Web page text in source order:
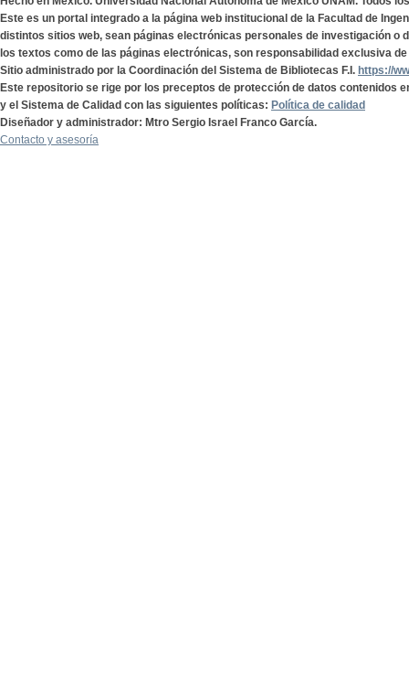
Este es un portal integrado a la página web institucional de la Facultad de
distintos sitios web, sean páginas electrónicas personales de investigación o
los textos como de las páginas electrónicas, son responsabilidad exclusiva
Sitio administrado por la Coordinación del Sistema de Bibliotecas F.I. https://
Este repositorio se rige por los preceptos de protección de datos contenidos
y el Sistema de Calidad con las siguientes políticas: Política de calidad
Diseñador y administrador: Mtro Sergio Israel Franco García.
Contacto y asesoría